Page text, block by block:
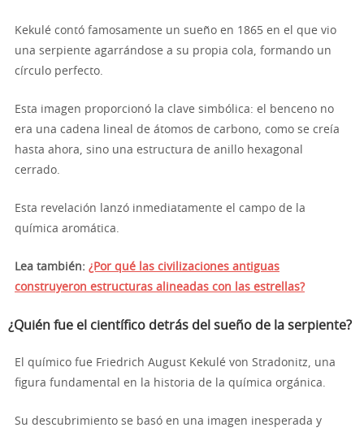
Kekulé contó famosamente un sueño en 1865 en el que vio
una serpiente agarrándose a su propia cola, formando un
círculo perfecto.
Esta imagen proporcionó la clave simbólica: el benceno no
era una cadena lineal de átomos de carbono, como se creía
hasta ahora, sino una estructura de anillo hexagonal
cerrado.
Esta revelación lanzó inmediatamente el campo de la
química aromática.
Lea también: ¿Por qué las civilizaciones antiguas
construyeron estructuras alineadas con las estrellas?
¿Quién fue el científico detrás del sueño de la serpiente?
El químico fue Friedrich August Kekulé von Stradonitz, una
figura fundamental en la historia de la química orgánica.
Su descubrimiento se basó en una imagen inesperada y